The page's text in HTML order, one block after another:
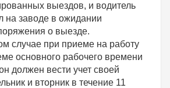
выездов, и водитель
на заводе в ожидании
о выезде.
случае при приеме на работу
основного рабочего времени
должен вести учет своей
и вторник в течение 11